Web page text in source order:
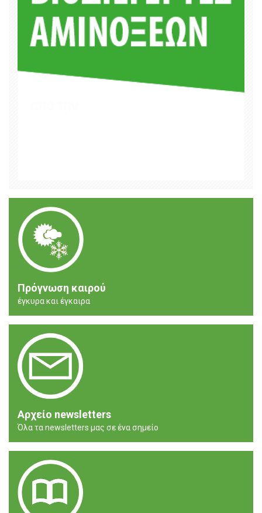
Πρόγνωση καιρού
έγκυρα και έγκαιρα
Αρχείο newsletters
Όλα τα newsletters μας σε ένα σημείο